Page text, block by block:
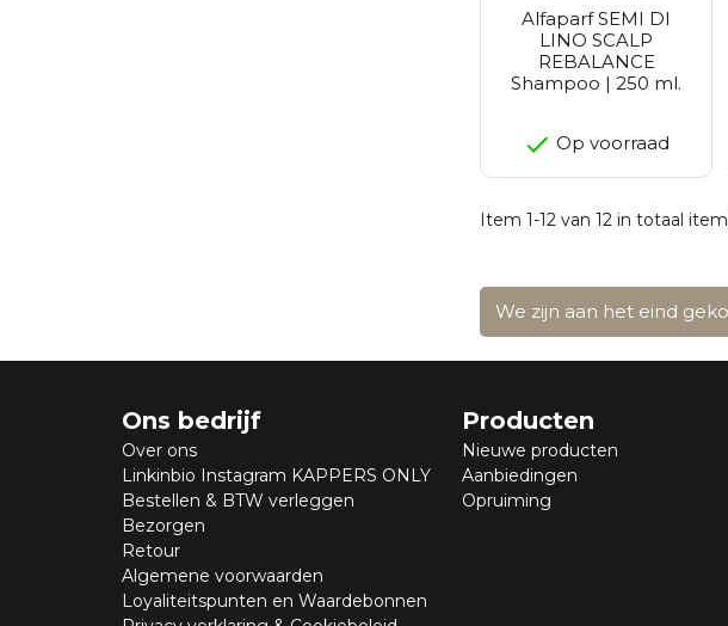
Alfaparf SEMI DI
LINO SCALP
REBALANCE
Shampoo | 250 ml.
Op voorraad
Item 1-12 van 12 in totaal
We zijn aan het eind
Ons bedrijf
Over ons
Linkinbio Instagram KAPPERS ONLY
Bestellen & BTW verleggen
Bezorgen
Retour
Algemene voorwaarden
Loyaliteitspunten en Waardebonnen
Producten
Nieuwe producten
Aanbiedingen
Opruiming